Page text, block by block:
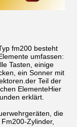
fm200 besteht
umfassen:
Tasten, einige
ein Sonner mit
Teil der
ElementeHier
erklärt.
die
Zylinder,